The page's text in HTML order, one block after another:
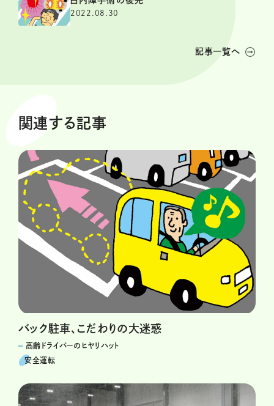
2022.08.30
記事一覧へ
関連する記事
バック駐車、こだわりの大迷惑
高齢ドライバーのヒヤリハット
安全運転